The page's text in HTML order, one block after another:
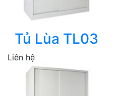
Tủ Lùa TL03
Liên hệ